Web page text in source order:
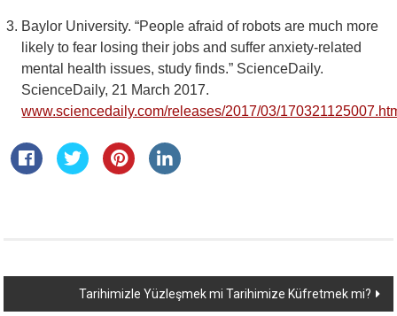
Baylor University. “People afraid of robots are much more
likely to fear losing their jobs and suffer anxiety-related
mental health issues, study finds.” ScienceDaily.
ScienceDaily, 21 March 2017.
www.sciencedaily.com/releases/2017/03/
Tarihimizle Yüzleşmek mi Tarihimize Küfretmek mi?